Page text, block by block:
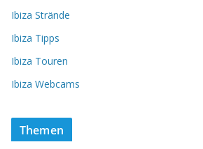
Ibiza Strände
Ibiza Tipps
Ibiza Touren
Ibiza Webcams
Themen